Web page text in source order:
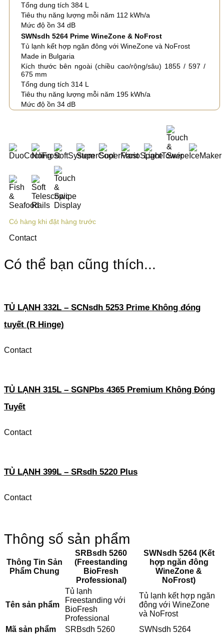
Tổng dung tích 384 L
Tiêu thụ năng lượng mỗi năm 112 kWh/a
Mức độ ồn 34 dB
SWNsdh 5264 Prime WineZone & NoFrost
Tủ lạnh kết hợp ngăn đông với WineZone và NoFrost
Made in Bulgaria
Kích thước bên ngoài (chiều cao/rộng/sâu) 1855 / 597 /
675 mm
Tổng dung tích 314 L
Tiêu thụ năng lượng mỗi năm 195 kWh/a
Mức độ ồn 34 dB
Có hàng khi đặt hàng trước
Contact
Có thể bạn cũng thích...
TỦ LẠNH 332L – SCNsdh 5253 Prime Không đóng
tuyết (R Hinge)
Contact
TỦ LẠNH 315L – SGNPbs 4365 Premium Không Đóng
Tuyết
Contact
TỦ LẠNH 399L – SRsdh 5220 Plus
Contact
Thông số sản phẩm
Thông Tin Sản
Phẩm Chung
SRBsdh 5260
(Freestanding
BioFresh
Professional)
SWNsdh 5264 (Kết
hợp ngăn đông
WineZone &
NoFrost)
Tên sản phẩm
Tủ lạnh
Freestanding với
BioFresh
Professional
Tủ lạnh kết hợp ngăn
đông với WineZone
và NoFrost
Mã sản phẩm
SRBsdh 5260
SWNsdh 5264